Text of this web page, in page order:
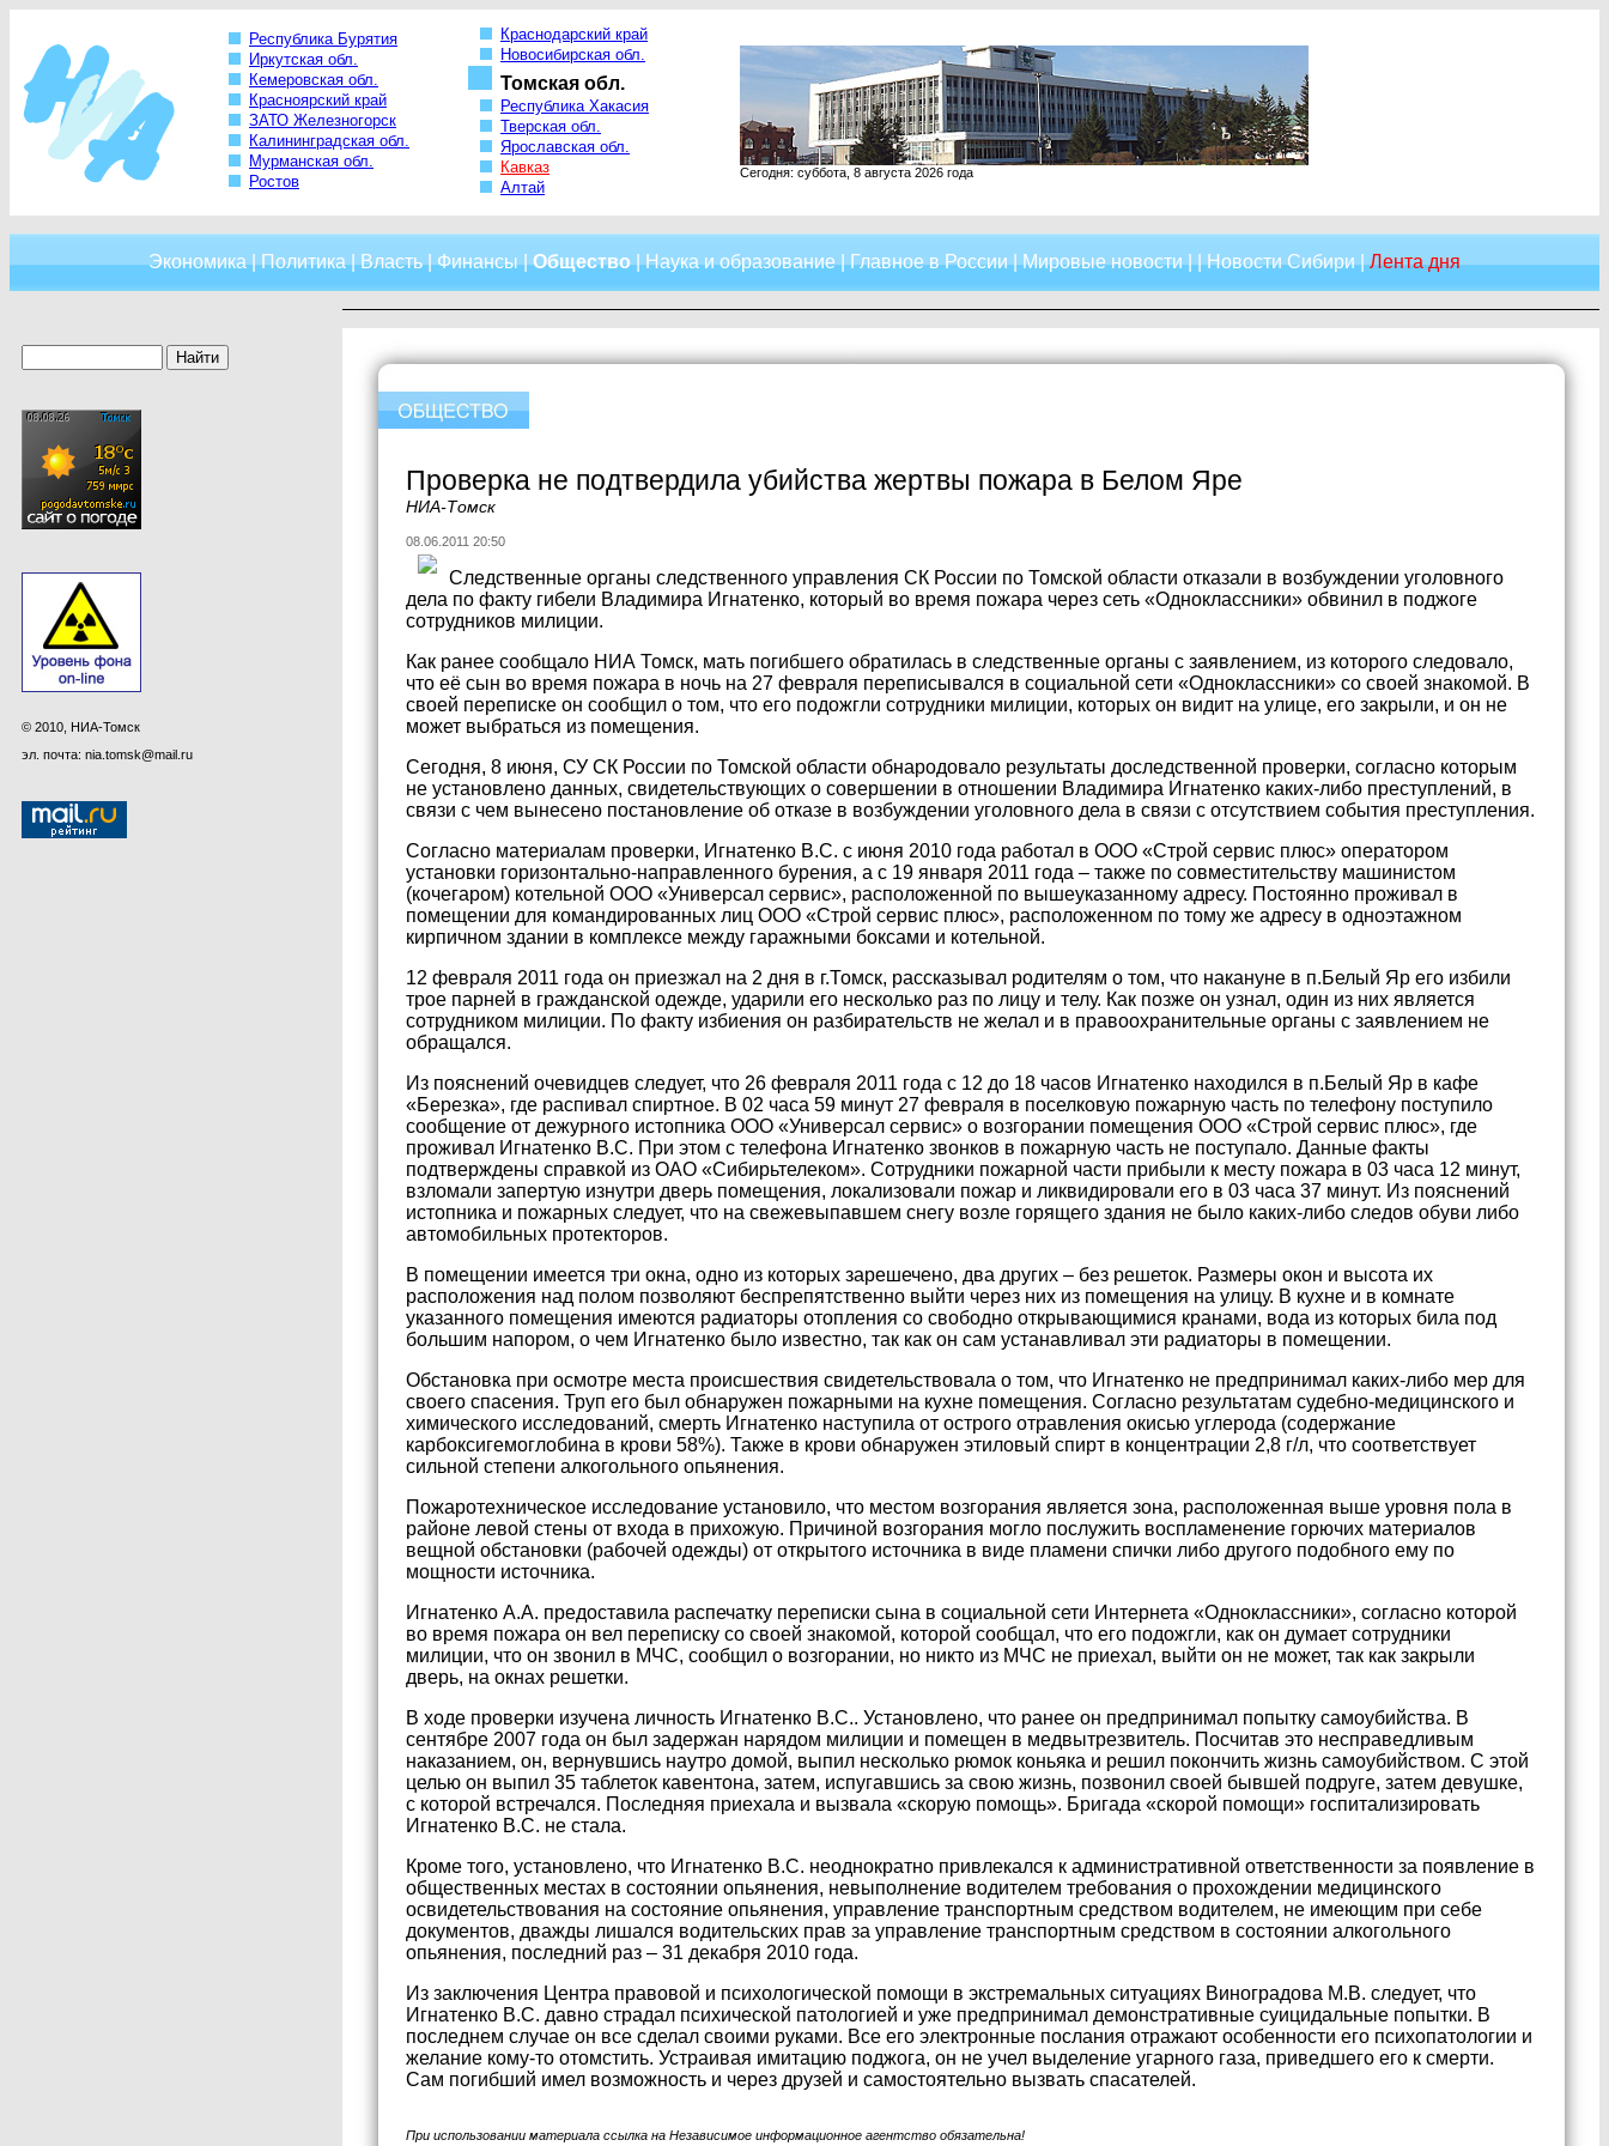
Республика Бурятия
Иркутская обл.
Кемеровская обл.
Красноярский край
ЗАТО Железногорск
Калининградская обл.
Мурманская обл.
Ростов
Краснодарский край
Новосибирская обл.
Томская обл.
Республика Хакасия
Тверская обл.
Ярославская обл.
Кавказ
Алтай
Сегодня: суббота, 8 августа 2026 года
Экономика|Политика|Власть|Финансы|Общество|Наука и образование|Главное в России|Мировые новости| |Новости Сибири|Лента дня
© 2010, НИА-Томск
эл. почта: nia.tomsk@mail.ru
Проверка не подтвердила убийства жертвы пожара в Белом Яре
НИА-Томск
08.06.2011 20:50
Следственные органы следственного управления СК России по Томской области отказали в возбуждении уголовного
дела по факту гибели Владимира Игнатенко, который во время пожара через сеть «Одноклассники» обвинил в поджоге
сотрудников милиции.
Как ранее сообщало НИА Томск, мать погибшего обратилась в следственные органы с заявлением, из которого следовало,
что её сын во время пожара в ночь на 27 февраля переписывался в социальной сети «Одноклассники» со своей знакомой. В
своей переписке он сообщил о том, что его подожгли сотрудники милиции, которых он видит на улице, его закрыли, и он не
может выбраться из помещения.
Сегодня, 8 июня, СУ СК России по Томской области обнародовало результаты доследственной проверки, согласно которым
не установлено данных, свидетельствующих о совершении в отношении Владимира Игнатенко каких-либо преступлений, в
связи с чем вынесено постановление об отказе в возбуждении уголовного дела в связи с отсутствием события преступления.
Согласно материалам проверки, Игнатенко В.С. с июня 2010 года работал в ООО «Строй сервис плюс» оператором
установки горизонтально-направленного бурения, а с 19 января 2011 года – также по совместительству машинистом
(кочегаром) котельной ООО «Универсал сервис», расположенной по вышеуказанному адресу. Постоянно проживал в
помещении для командированных лиц ООО «Строй сервис плюс», расположенном по тому же адресу в одноэтажном
кирпичном здании в комплексе между гаражными боксами и котельной.
12 февраля 2011 года он приезжал на 2 дня в г.Томск, рассказывал родителям о том, что накануне в п.Белый Яр его избили
трое парней в гражданской одежде, ударили его несколько раз по лицу и телу. Как позже он узнал, один из них является
сотрудником милиции. По факту избиения он разбирательств не желал и в правоохранительные органы с заявлением не
обращался.
Из пояснений очевидцев следует, что 26 февраля 2011 года с 12 до 18 часов Игнатенко находился в п.Белый Яр в кафе
«Березка», где распивал спиртное. В 02 часа 59 минут 27 февраля в поселковую пожарную часть по телефону поступило
сообщение от дежурного истопника ООО «Универсал сервис» о возгорании помещения ООО «Строй сервис плюс», где
проживал Игнатенко В.С. При этом с телефона Игнатенко звонков в пожарную часть не поступало. Данные факты
подтверждены справкой из ОАО «Сибирьтелеком». Сотрудники пожарной части прибыли к месту пожара в 03 часа 12 минут,
взломали запертую изнутри дверь помещения, локализовали пожар и ликвидировали его в 03 часа 37 минут. Из пояснений
истопника и пожарных следует, что на свежевыпавшем снегу возле горящего здания не было каких-либо следов обуви либо
автомобильных протекторов.
В помещении имеется три окна, одно из которых зарешечено, два других – без решеток. Размеры окон и высота их
расположения над полом позволяют беспрепятственно выйти через них из помещения на улицу. В кухне и в комнате
указанного помещения имеются радиаторы отопления со свободно открывающимися кранами, вода из которых била под
большим напором, о чем Игнатенко было известно, так как он сам устанавливал эти радиаторы в помещении.
Обстановка при осмотре места происшествия свидетельствовала о том, что Игнатенко не предпринимал каких-либо мер для
своего спасения. Труп его был обнаружен пожарными на кухне помещения. Согласно результатам судебно-медицинского и
химического исследований, смерть Игнатенко наступила от острого отравления окисью углерода (содержание
карбоксигемоглобина в крови 58%). Также в крови обнаружен этиловый спирт в концентрации 2,8 г/л, что соответствует
сильной степени алкогольного опьянения.
Пожаротехническое исследование установило, что местом возгорания является зона, расположенная выше уровня пола в
районе левой стены от входа в прихожую. Причиной возгорания могло послужить воспламенение горючих материалов
вещной обстановки (рабочей одежды) от открытого источника в виде пламени спички либо другого подобного ему по
мощности источника.
Игнатенко А.А. предоставила распечатку переписки сына в социальной сети Интернета «Одноклассники», согласно которой
во время пожара он вел переписку со своей знакомой, которой сообщал, что его подожгли, как он думает сотрудники
милиции, что он звонил в МЧС, сообщил о возгорании, но никто из МЧС не приехал, выйти он не может, так как закрыли
дверь, на окнах решетки.
В ходе проверки изучена личность Игнатенко В.С.. Установлено, что ранее он предпринимал попытку самоубийства. В
сентябре 2007 года он был задержан нарядом милиции и помещен в медвытрезвитель. Посчитав это несправедливым
наказанием, он, вернувшись наутро домой, выпил несколько рюмок коньяка и решил покончить жизнь самоубийством. С этой
целью он выпил 35 таблеток кавентона, затем, испугавшись за свою жизнь, позвонил своей бывшей подруге, затем девушке,
с которой встречался. Последняя приехала и вызвала «скорую помощь». Бригада «скорой помощи» госпитализировать
Игнатенко В.С. не стала.
Кроме того, установлено, что Игнатенко В.С. неоднократно привлекался к административной ответственности за появление в
общественных местах в состоянии опьянения, невыполнение водителем требования о прохождении медицинского
освидетельствования на состояние опьянения, управление транспортным средством водителем, не имеющим при себе
документов, дважды лишался водительских прав за управление транспортным средством в состоянии алкогольного
опьянения, последний раз – 31 декабря 2010 года.
Из заключения Центра правовой и психологической помощи в экстремальных ситуациях Виноградова М.В. следует, что
Игнатенко В.С. давно страдал психической патологией и уже предпринимал демонстративные суицидальные попытки. В
последнем случае он все сделал своими руками. Все его электронные послания отражают особенности его психопатологии и
желание кому-то отомстить. Устраивая имитацию поджога, он не учел выделение угарного газа, приведшего его к смерти.
Сам погибший имел возможность и через друзей и самостоятельно вызвать спасателей.
При использовании материала ссылка на Независимое информационное агентство обязательна!